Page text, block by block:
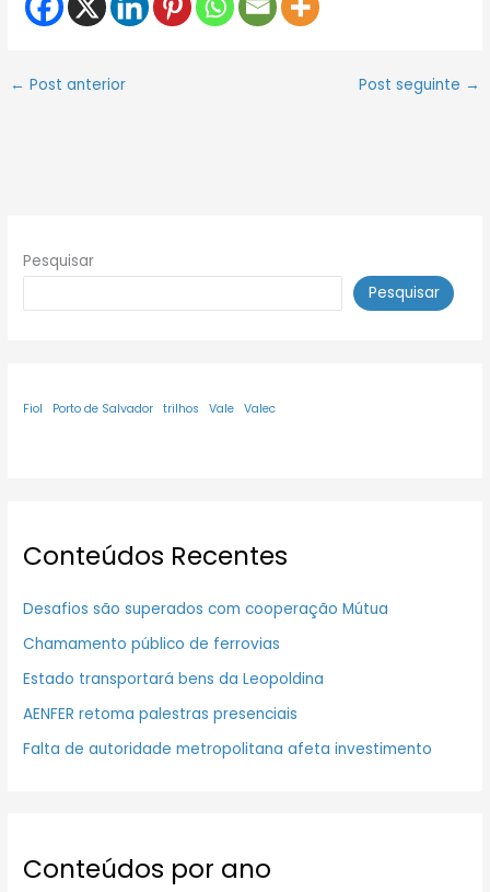
← Post anterior Post seguinte →
Pesquisar
Pesquisar
Fiol Porto de Salvador trilhos Vale Valec
Conteúdos Recentes
Desafios são superados com cooperação Mútua
Chamamento público de ferrovias
Estado transportará bens da Leopoldina
AENFER retoma palestras presenciais
Falta de autoridade metropolitana afeta investimento
Conteúdos por ano